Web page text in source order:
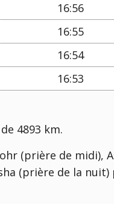
16:56
16:55
16:54
16:53
4893 km.
(prière de midi),
(prière de la